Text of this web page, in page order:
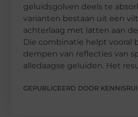
geluidsgolven deels te
varianten bestaan uit een
achterlaag met latten aan
Die combinatie helpt vooral
dempen van reflecties van
alledaagse geluiden. Het
GEPUBLICEERD DOOR